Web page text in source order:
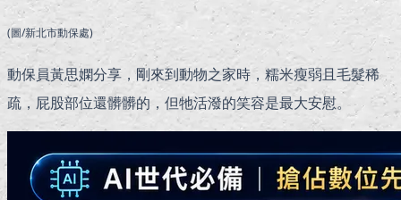
(圖/新北市動保處)
動保員黃思嫻分享，剛來到動物之家時，糯米瘦弱且毛髮稀
疏，屁股部位還髒髒的，但牠活潑的笑容是最大安慰。